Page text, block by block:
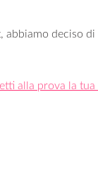
deciso
alla prova la